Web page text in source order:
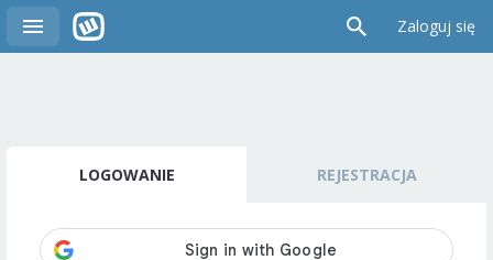
Zaloguj się
LOGOWANIE REJESTRACJA